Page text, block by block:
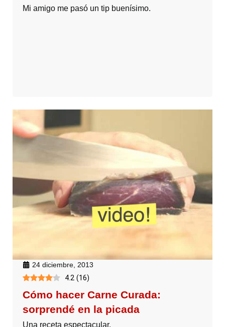
Mi amigo me pasó un tip buenísimo.
24 diciembre, 2013
4.2 (16)
Cómo hacer Carne Curada:
sorprendé en la picada
Una receta espectacular.